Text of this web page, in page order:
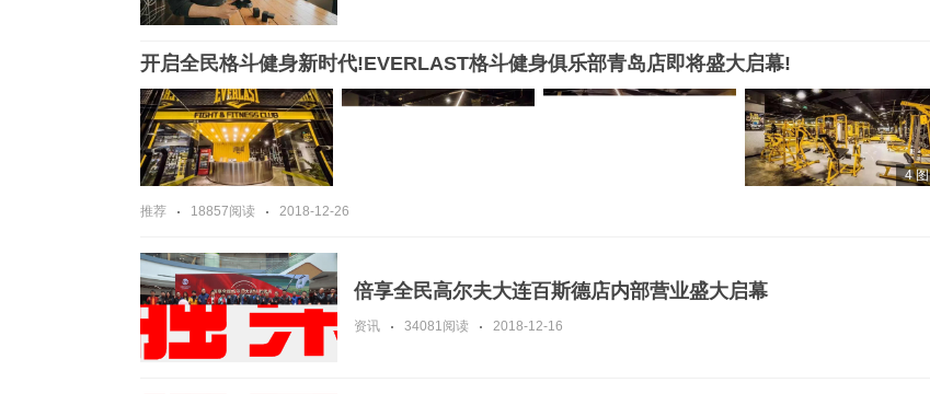
开启全民格斗健身新时代!EVERLAST格斗健身俱乐部青岛店即将盛大启幕!
4 图
推荐 18857阅读 2018-12-26
倍享全民高尔夫大连百斯德店内部营业盛大启幕
资讯 34081阅读 2018-12-16